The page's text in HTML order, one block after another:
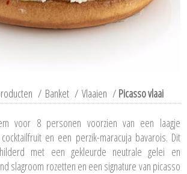
/ Banket / Vlaaien / Picasso vlaai
voor 8 personen voorzien van een laagje
en een perzik-maracuja bavarois. Dit
met een gekleurde neutrale gelei en
slagroom rozetten en een signature van picasso